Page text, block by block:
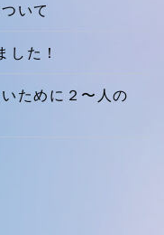
いて
た！
ために２〜人の